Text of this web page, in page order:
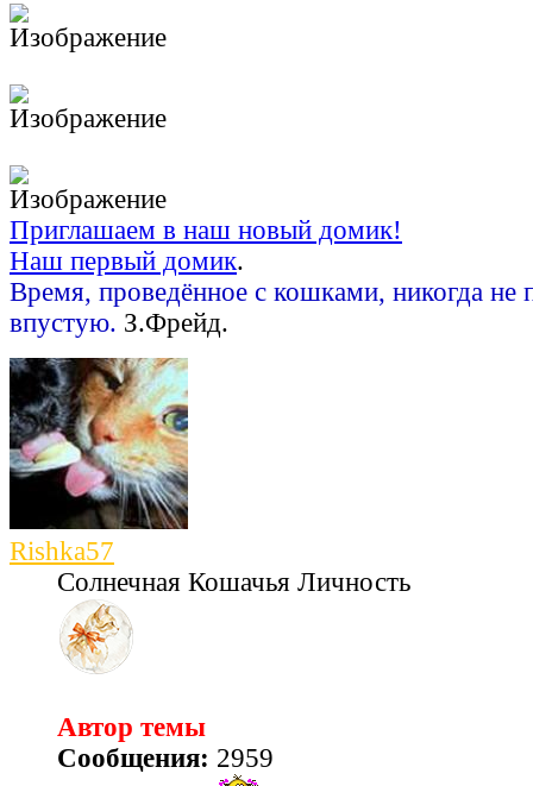
Приглашаем в наш новый домик!
Наш первый домик.
Время, проведённое с кошками, никогда не
впустую. З.Фрейд.
Rishka57
Солнечная Кошачья Личность
Автор темы
Сообщения: 2959